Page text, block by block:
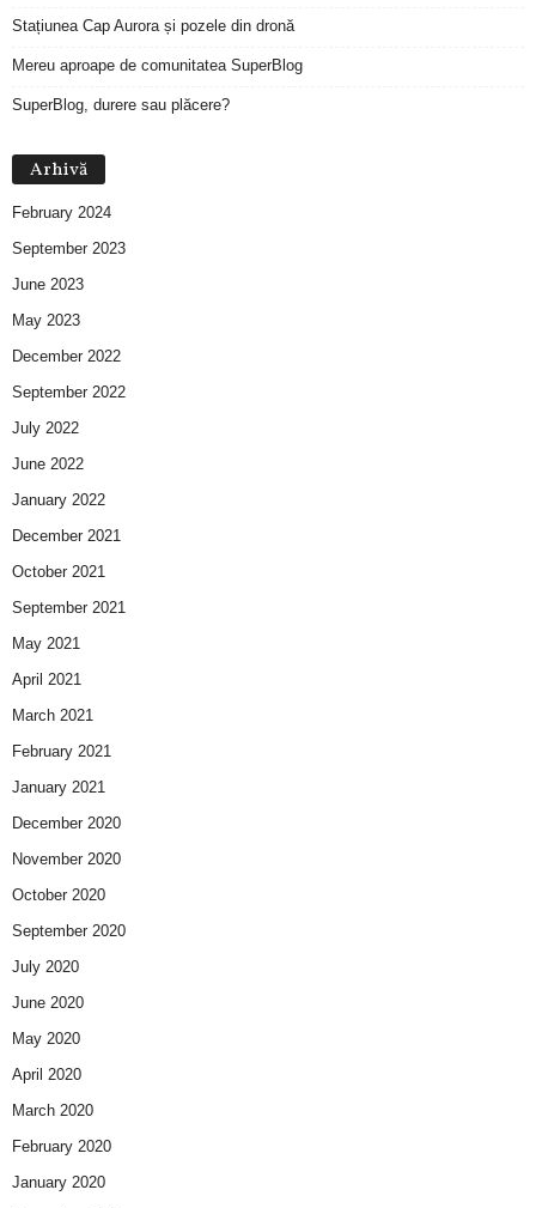
Stațiunea Cap Aurora și pozele din dronă
Mereu aproape de comunitatea SuperBlog
SuperBlog, durere sau plăcere?
Arhivă
February 2024
September 2023
June 2023
May 2023
December 2022
September 2022
July 2022
June 2022
January 2022
December 2021
October 2021
September 2021
May 2021
April 2021
March 2021
February 2021
January 2021
December 2020
November 2020
October 2020
September 2020
July 2020
June 2020
May 2020
April 2020
March 2020
February 2020
January 2020